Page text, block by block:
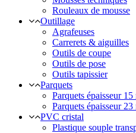
Rouleaux de mousse
Outillage
Agrafeuses
Carrerets & aiguilles
Outils de coupe
Outils de pose
Outils tapissier
Parquets
Parquets épaisseur 15
Parquets épaisseur 23
PVC cristal
Plastique souple